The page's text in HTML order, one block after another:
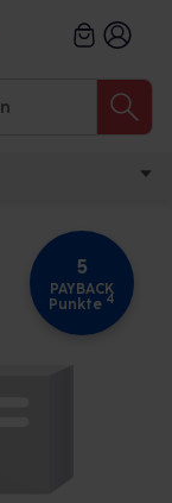
5
PAYBACK
Punkte 4